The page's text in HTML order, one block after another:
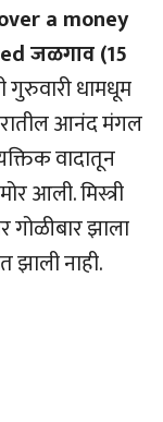
a money
जळगाव (15
धामधूम
आनंद मंगल
वादातून
आली. मिस्त्री
गोळीबार झाला
नाही.